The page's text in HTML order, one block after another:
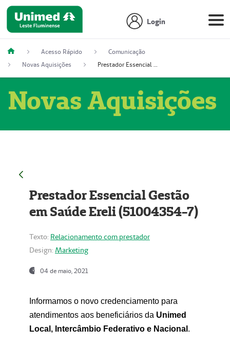
Login
Acesso Rápido
Comunicação
Novas Aquisições
Prestador Essencial Gestão em Saúde Ereli (51004354-7)
Novas Aquisições
Prestador Essencial Gestão
em Saúde Ereli (51004354-7)
Texto: Relacionamento com prestador
Design: Marketing
04 de maio, 2021
Informamos o novo credenciamento para
atendimentos aos beneficiários da Unimed
Local, Intercâmbio Federativo e Nacional .